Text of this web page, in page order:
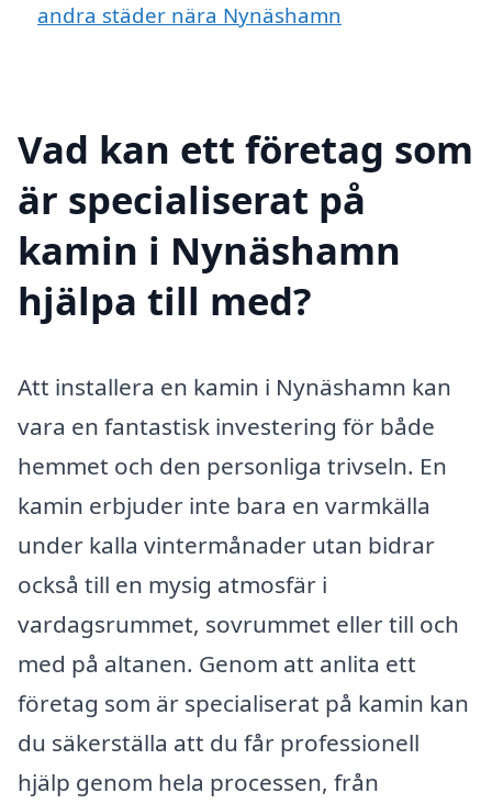
andra städer nära Nynäshamn
Vad kan ett företag som
är specialiserat på
kamin i Nynäshamn
hjälpa till med?
Att installera en kamin i Nynäshamn kan
vara en fantastisk investering för både
hemmet och den personliga trivseln. En
kamin erbjuder inte bara en varmkälla
under kalla vintermånader utan bidrar
också till en mysig atmosfär i
vardagsrummet, sovrummet eller till och
med på altanen. Genom att anlita ett
företag som är specialiserat på kamin kan
du säkerställa att du får professionell
hjälp genom hela processen, från